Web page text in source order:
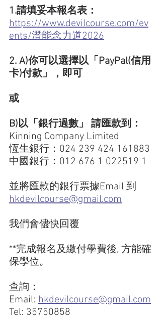
1.請填妥本報名表：
https://www.devilcourse.com/ev
ents/潛能念力道2026
2. A)你可以選擇以「PayPal(信用
卡)付款」，即可
或
B)以「銀行過數」 請匯款到：
Kinning Company Limited
恆生銀行：024 239 424 161883
中國銀行：012 676 1 022519 1
並將匯款的銀行票據Email 到
hkdevilcourse@gmail.com
我們會儘快回覆
**完成報名及繳付學費後, 方能確
保學位。
查詢：
Email: hkdevilcourse@gmail.com
Tel: 35750858